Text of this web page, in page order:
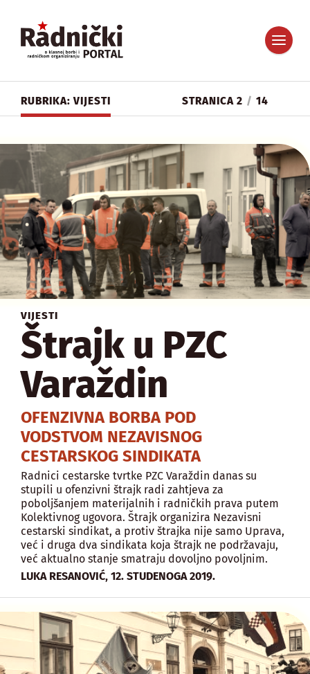
RUBRIKA: VIJESTI STRANICA 2 / 14
VIJESTI
Štrajk u PZC
Varaždin
OFENZIVNA BORBA POD
VODSTVOM NEZAVISNOG
CESTARSKOG SINDIKATA
Radnici cestarske tvrtke PZC Varaždin danas su
stupili u ofenzivni štrajk radi zahtjeva za
poboljšanjem materijalnih i radničkih prava putem
Kolektivnog ugovora. Štrajk organizira Nezavisni
cestarski sindikat, a protiv štrajka nije samo Uprava,
već i druga dva sindikata koja štrajk ne podržavaju,
već aktualno stanje smatraju dovoljno povoljnim.
LUKA RESANOVIĆ, 12. STUDENOGA 2019.